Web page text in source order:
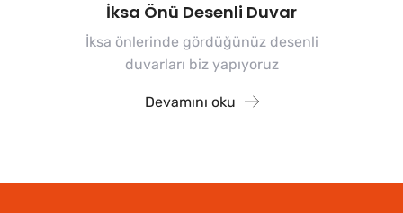
İksa Önü Desenli Duvar
İksa önlerinde gördüğünüz desenli
duvarları biz yapıyoruz
Devamını oku